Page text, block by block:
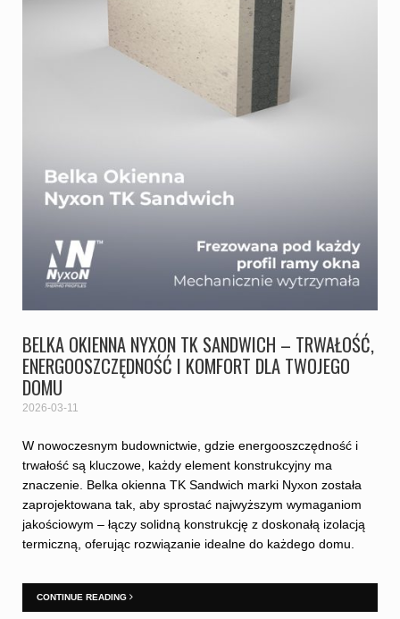
BELKA OKIENNA NYXON TK SANDWICH – TRWAŁOŚĆ,
ENERGOOSZCZĘDNOŚĆ I KOMFORT DLA TWOJEGO
DOMU
2026-03-11
W nowoczesnym budownictwie, gdzie energooszczędność i
trwałość są kluczowe, każdy element konstrukcyjny ma
znaczenie. Belka okienna TK Sandwich marki Nyxon została
zaprojektowana tak, aby sprostać najwyższym wymaganiom
jakościowym – łączy solidną konstrukcję z doskonałą izolacją
termiczną, oferując rozwiązanie idealne do każdego domu.
CONTINUE READING